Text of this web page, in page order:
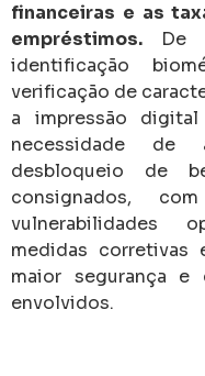
financeiras e as
empréstimos. De
identificação
verificação de
a impressão
necessidade
desbloqueio de
consignados,
vulnerabilidades
medidas corretivas
maior segurança e
envolvidos.